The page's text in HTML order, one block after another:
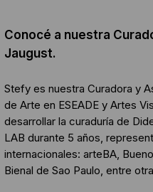
Conocé a nuestra
Jaugust.
Stefy es nuestra Curadora y
de Arte en ESEADE y Artes
desarrollar la curaduría de
LAB durante 5 años,
internacionales: arteBA,
Bienal de Sao Paulo, entre